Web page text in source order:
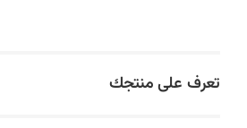
تعرف على منتجك